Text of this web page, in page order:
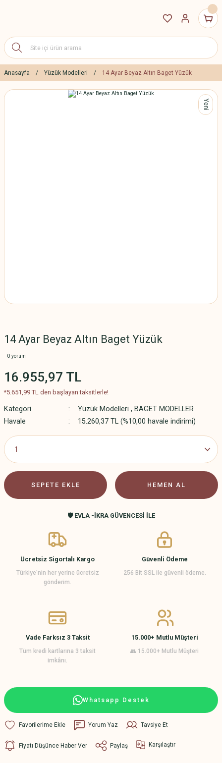
Anasayfa Yüzük Modelleri 14 Ayar Beyaz Altın Baget Yüzük
Yeni
14 Ayar Beyaz Altın Baget Yüzük
0 yorum
16.955,97 TL
*5.651,99 TL den başlayan taksitlerle!
Kategori Yüzük Modelleri , BAGET MODELLER
Havale
15.260,37 TL (%10,00 havale indirimi)
SEPETE EKLE HEMEN AL
🛡️ EVLA -İKRA GÜVENCESİ İLE
Ücretsiz Sigortalı Kargo
Türkiye’nin her yerine ücretsiz
gönderim.
Güvenli Ödeme
256 Bit SSL ile güvenli ödeme.
Vade Farksız 3 Taksit
Tüm kredi kartlarına 3 taksit
imkânı.
15.000+ Mutlu Müşteri
👥 15.000+ Mutlu Müşteri
Whatsapp Destek
Yorum Yaz Tavsiye Et
Fiyatı Düşünce Haber Ver Paylaş Karşılaştır